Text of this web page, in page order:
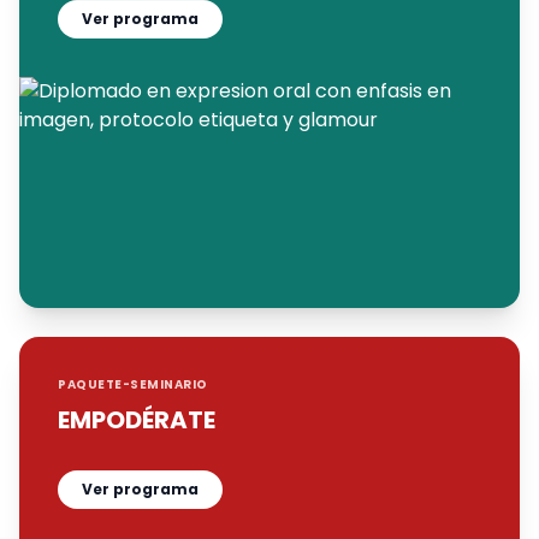
Ver programa
PAQUETE-SEMINARIO
EMPODÉRATE
Ver programa